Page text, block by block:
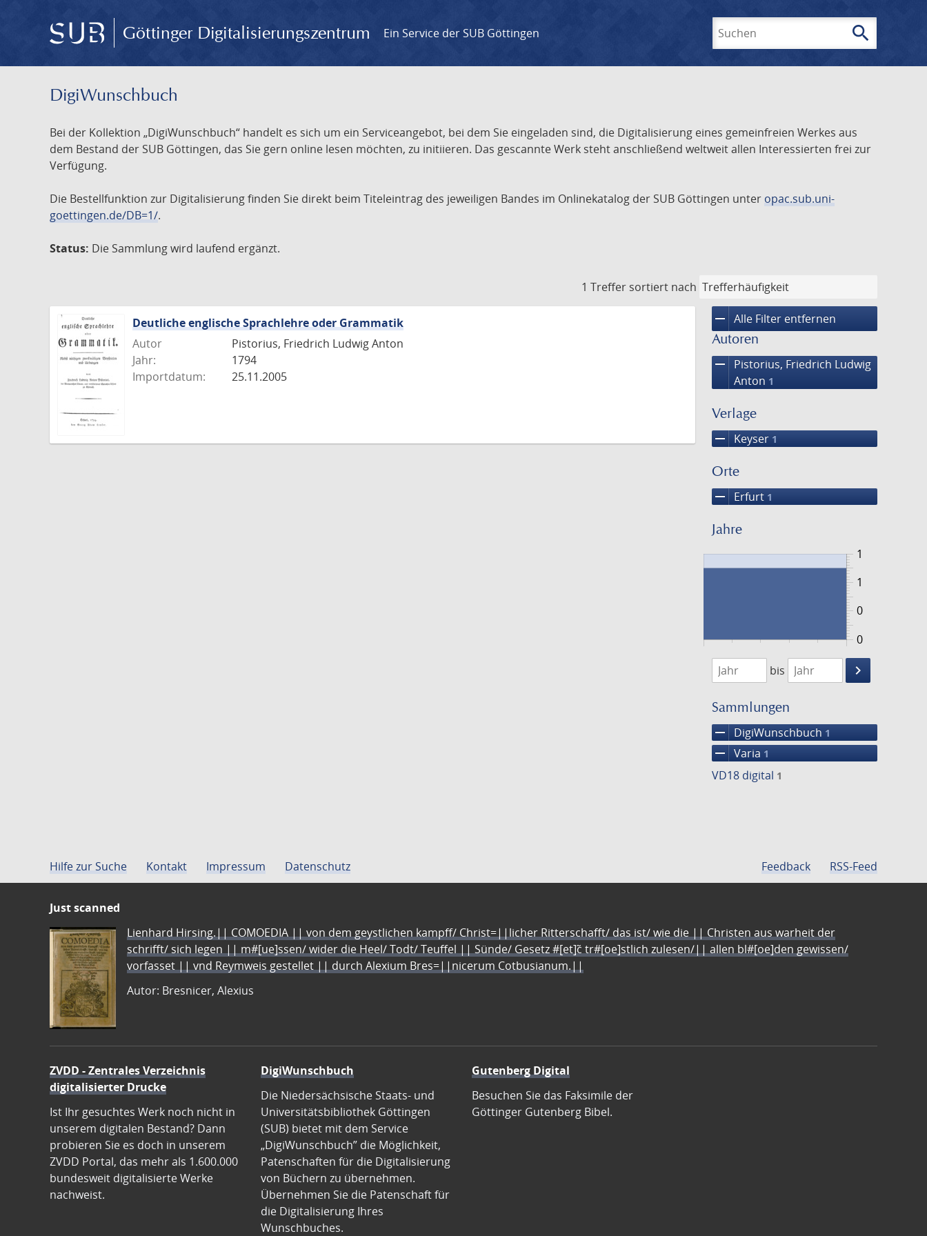
Göttinger Digitalisierungszentrum Ein Service der SUB Göttingen search
DigiWunschbuch
Bei der Kollektion „DigiWunschbuch“ handelt es sich um ein Serviceangebot, bei dem Sie eingeladen sind, die Digitalisierung eines gemeinfreien Werkes aus
dem Bestand der SUB Göttingen, das Sie gern online lesen möchten, zu initiieren. Das gescannte Werk steht anschließend weltweit allen Interessierten frei zur
Verfügung.
Die Bestellfunktion zur Digitalisierung finden Sie direkt beim Titeleintrag des jeweiligen Bandes im Onlinekatalog der SUB Göttingen unter opac.sub.uni-
goettingen.de/DB=1/.
Status: Die Sammlung wird laufend ergänzt.
1 Treffer sortiert nach
remove Alle Filter entfernen
Autoren
remove
Pistorius, Friedrich Ludwig
Anton 1
Verlage
remove Keyser 1
Orte
remove Erfurt 1
Jahre
0
1
0
1
1794
1795
bis
keyboard_arrow_right
Suche
Sammlungen
remove DigiWunschbuch 1
remove Varia 1
VD18 digital 1
Deutliche englische Sprachlehre oder Grammatik
Autor
Pistorius, Friedrich Ludwig Anton
Jahr:
1794
Importdatum:
25.11.2005
Hilfe zur Suche Kontakt Impressum Datenschutz Feedback RSS-Feed
Just scanned
Lienhard Hirsing.|| COMOEDIA || von dem geystlichen kampff/ Christ=||licher Ritterschafft/ das ist/ wie die || Christen aus warheit der
schrifft/ sich legen || m#[ue]ssen/ wider die Heel/ Todt/ Teuffel || Sünde/ Gesetz #[et]c̃ tr#[oe]stlich zulesen/|| allen bl#[oe]den gewissen/
vorfasset || vnd Reymweis gestellet || durch Alexium Bres=||nicerum Cotbusianum.||
Autor: Bresnicer, Alexius
ZVDD - Zentrales Verzeichnis
digitalisierter Drucke
Ist Ihr gesuchtes Werk noch nicht in
unserem digitalen Bestand? Dann
probieren Sie es doch in unserem
ZVDD Portal, das mehr als 1.600.000
bundesweit digitalisierte Werke
nachweist.
DigiWunschbuch
Die Niedersächsische Staats- und
Universitätsbibliothek Göttingen
(SUB) bietet mit dem Service
„DigiWunschbuch” die Möglichkeit,
Patenschaften für die Digitalisierung
von Büchern zu übernehmen.
Übernehmen Sie die Patenschaft für
die Digitalisierung Ihres
Wunschbuches.
Gutenberg Digital
Besuchen Sie das Faksimile der
Göttinger Gutenberg Bibel.